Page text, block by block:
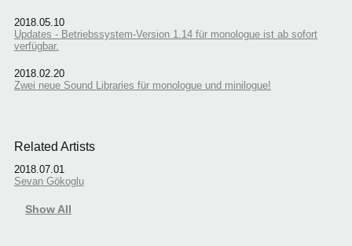
2018.05.10
Updates - Betriebssystem-Version 1.14 für monologue ist ab sofort
verfügbar.
2018.02.20
Zwei neue Sound Libraries für monologue und minilogue!
Related Artists
2018.07.01
Sevan Gökoglu
Show All